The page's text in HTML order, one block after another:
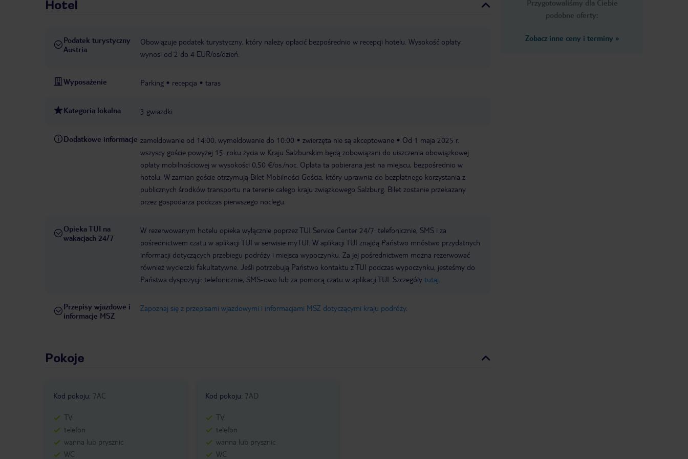
Hotel
Podatek turystyczny
Austria
Obowiązuje podatek turystyczny, który należy opłacić bezpośrednio w recepcji hotelu. Wysokość opłaty
wynosi od 2 do 4 EUR/os/dzień.
Wyposażenie Parking recepcja taras
Kategoria lokalna 3 gwiazdki
Dodatkowe informacje zameldowanie od 14:00, wymeldowanie do 10:00 zwierzęta nie są akceptowane
Od 1 maja 2025 r.
wszyscy goście powyżej 15. roku życia w Kraju Salzburskim będą zobowiązani do uiszczenia obowiązkowej
opłaty mobilnościowej w wysokości 0,50 €/os./noc. Opłata ta pobierana jest na miejscu, bezpośrednio w
hotelu. W zamian goście otrzymują Bilet Mobilności Gościa, który uprawnia do bezpłatnego korzystania z
publicznych środków transportu na terenie całego kraju związkowego Salzburg. Bilet zostanie przekazany
przez gospodarza podczas pierwszego noclegu.
Opieka TUI na
wakacjach 24/7
W rezerwowanym hotelu opieka wyłącznie poprzez TUI Service Center 24/7: telefonicznie, SMS i za
pośrednictwem czatu w aplikacji TUI w serwisie myTUI. W aplikacji TUI znajdą Państwo mnóstwo przydatnych
informacji dotyczących przebiegu podróży i miejsca wypoczynku. Za jej pośrednictwem można rezerwować
również wycieczki fakultatywne. Jeśli potrzebują Państwo kontaktu z TUI podczas wypoczynku, jesteśmy do
Państwa dyspozycji: telefonicznie, SMS-owo lub za pomocą czatu w aplikacji TUI. Szczegóły tutaj
Przepisy wjazdowe i
informacje MSZ
Zapoznaj się z przepisami wjazdowymi i informacjami MSZ dotyczącymi kraju podróży.
Pokoje
Kod pokoju: 7AC
TV
telefon
wanna lub prysznic
WC
Kod pokoju: 7AD
TV
telefon
wanna lub prysznic
WC
Przygotowaliśmy dla Ciebie
podobne oferty:
Zobacz inne ceny i terminy »